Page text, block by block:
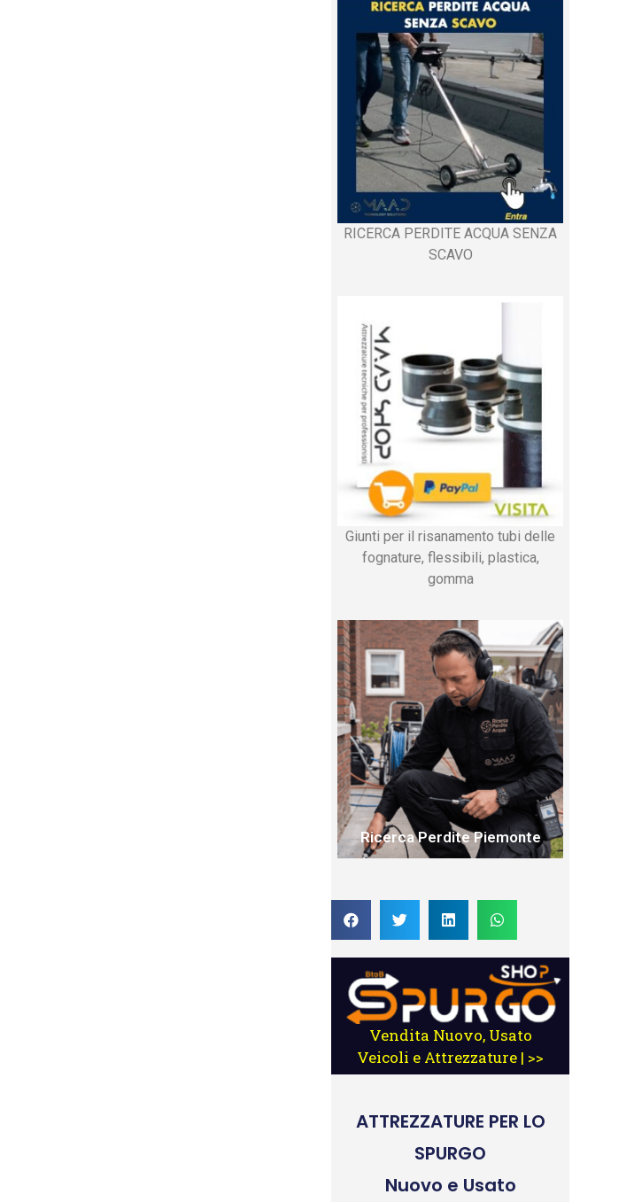
RICERCA PERDITE ACQUA SENZA
SCAVO
Giunti per il risanamento tubi delle
fognature, flessibili, plastica,
gomma
Ricerca Perdite Piemonte
Vendita Nuovo, Usato
Veicoli e Attrezzature | >>
ATTREZZATURE PER LO
SPURGO
Nuovo e Usato